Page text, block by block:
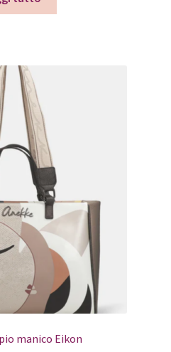
manico Eikon